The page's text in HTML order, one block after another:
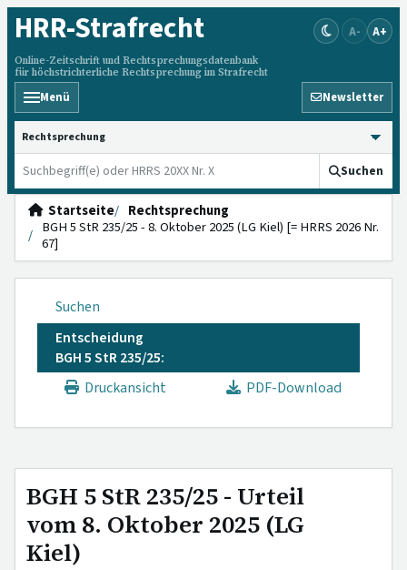
HRR-Strafrecht
Online-Zeitschrift und Rechtsprechungsdatenbank
für höchstrichterliche Rechtsprechung im Strafrecht
A- A+
Menü Newsletter
HRRS durchsuchen
Suchen
Startseite
Rechtsprechung
BGH 5 StR 235/25 - 8. Oktober 2025 (LG Kiel) [= HRRS 2026 Nr.
67]
Suchen
Entscheidung
BGH 5 StR 235/25:
Druckansicht
PDF-Download
BGH 5 StR 235/25 - Urteil
vom 8. Oktober 2025 (LG
Kiel)